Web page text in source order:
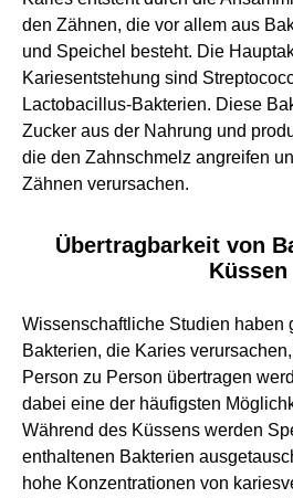
den Zähnen, die vor allem aus
und Speichel besteht. Die
Kariesentstehung sind
Lactobacillus-Bakterien. Diese
Zucker aus der Nahrung und
die den Zahnschmelz angreifen
Zähnen verursachen.
Übertragbarkeit von
Küssen
Wissenschaftliche Studien haben
Bakterien, die Karies
Person zu Person übertragen
dabei eine der häufigsten
Während des Küssens werden
enthaltenen Bakterien
hohe Konzentrationen von